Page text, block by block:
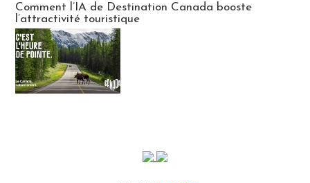
Comment l’IA de Destination Canada booste
l’attractivité touristique